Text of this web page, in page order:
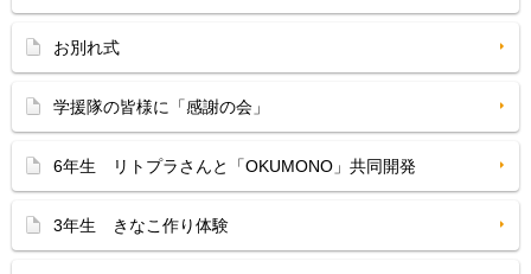
お別れ式
学援隊の皆様に「感謝の会」
6年生 リトプラさんと「OKUMONO」共同開発
3年生 きなこ作り体験